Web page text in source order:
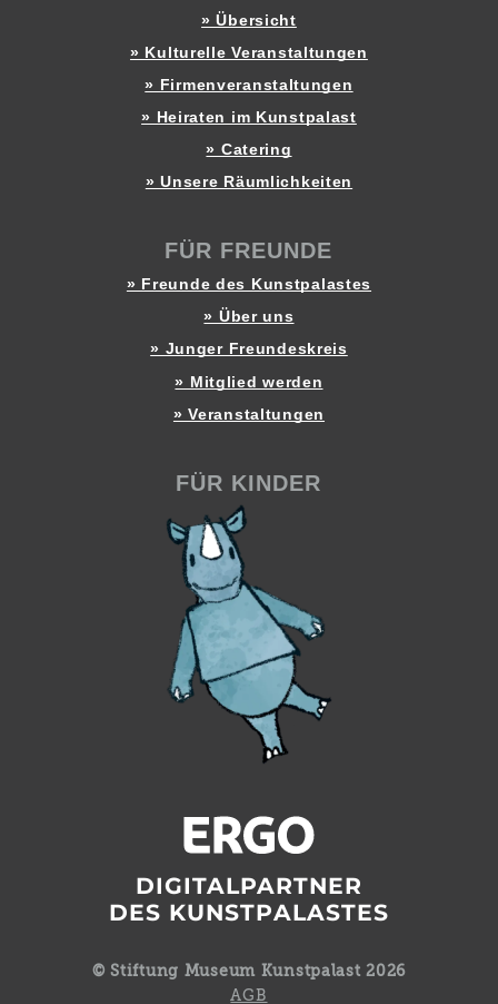
» Übersicht
» Kulturelle Veranstaltungen
» Firmenveranstaltungen
» Heiraten im Kunstpalast
» Catering
» Unsere Räumlichkeiten
FÜR FREUNDE
» Freunde des Kunstpalastes
» Über uns
» Junger Freundeskreis
» Mitglied werden
» Veranstaltungen
FÜR KINDER
DIGITALPARTNER
DES KUNSTPALASTES
© Stiftung Museum Kunstpalast 2026
AGB